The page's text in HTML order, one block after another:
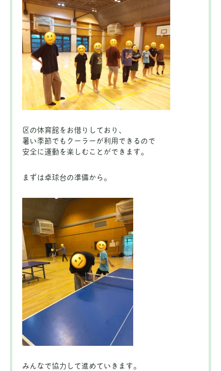
区の体育館をお借りしており、
暑い季節でもクーラーが利用できるので
安全に運動を楽しむことができます。
まずは卓球台の準備から。
みんなで協力して進めていきます。